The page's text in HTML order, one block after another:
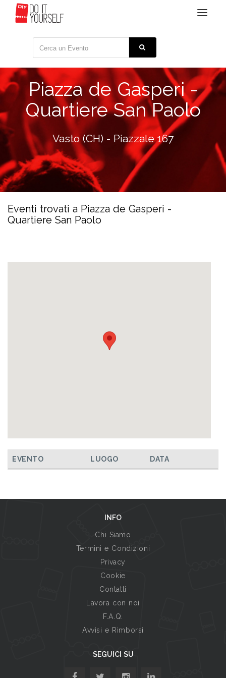
Toggle
Piazza de Gasperi -
Quartiere San Paolo
Vasto (CH) - Piazzale 167
Eventi trovati a Piazza de Gasperi -
Quartiere San Paolo
EVENTO LUOGO DATA
INFO
Chi Siamo
Termini e Condizioni
Privacy
Cookie
Contatti
Lavora con noi
F.A.Q.
Avvisi e Rimborsi
SEGUICI SU